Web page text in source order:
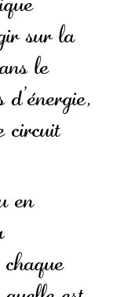
sur la
le
circuit
en